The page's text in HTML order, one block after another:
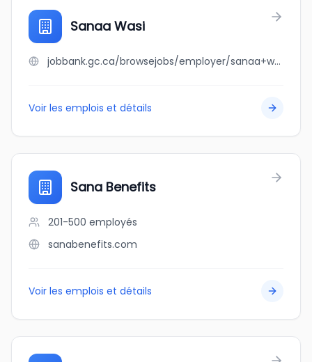
Sanaa Wasi
jobbank.gc.ca/browsejobs/employer/sanaa+wasi/ca
Voir les emplois et détails
Sana Benefits
201-500 employés
sanabenefits.com
Voir les emplois et détails